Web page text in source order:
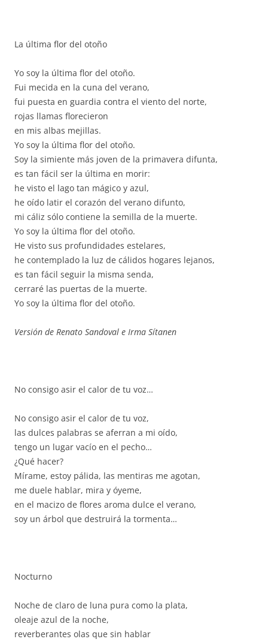
La última flor del otoño
Yo soy la última flor del otoño.
Fui mecida en la cuna del verano,
fui puesta en guardia contra el viento del norte,
rojas llamas florecieron
en mis albas mejillas.
Yo soy la última flor del otoño.
Soy la simiente más joven de la primavera difunta,
es tan fácil ser la última en morir:
he visto el lago tan mágico y azul,
he oído latir el corazón del verano difunto,
mi cáliz sólo contiene la semilla de la muerte.
Yo soy la última flor del otoño.
He visto sus profundidades estelares,
he contemplado la luz de cálidos hogares lejanos,
es tan fácil seguir la misma senda,
cerraré las puertas de la muerte.
Yo soy la última flor del otoño.
Versión de Renato Sandoval e Irma Sítanen
No consigo asir el calor de tu voz…
No consigo asir el calor de tu voz,
las dulces palabras se aferran a mi oído,
tengo un lugar vacío en el pecho…
¿Qué hacer?
Mírame, estoy pálida, las mentiras me agotan,
me duele hablar, mira y óyeme,
en el macizo de flores aroma dulce el verano,
soy un árbol que destruirá la tormenta…
Nocturno
Noche de claro de luna pura como la plata,
oleaje azul de la noche,
reverberantes olas que sin hablar